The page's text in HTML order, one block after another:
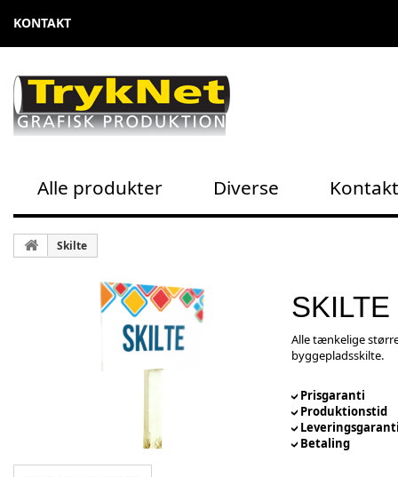
KONTAKT
Alle produkter Diverse
Skilte
SKILTE
Alle tænkelige
byggepladsskilte.
Prisgaranti
Produktionstid
Betaling